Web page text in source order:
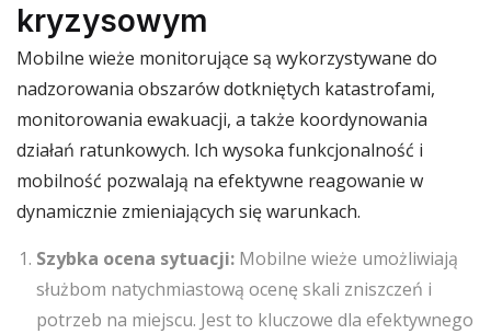
kryzysowym
Mobilne wieże monitorujące są wykorzystywane do
nadzorowania obszarów dotkniętych katastrofami,
monitorowania ewakuacji, a także koordynowania
działań ratunkowych. Ich wysoka funkcjonalność i
mobilność pozwalają na efektywne reagowanie w
dynamicznie zmieniających się warunkach.
Szybka ocena sytuacji: Mobilne wieże umożliwiają
służbom natychmiastową ocenę skali zniszczeń i
potrzeb na miejscu. Jest to kluczowe dla efektywnego